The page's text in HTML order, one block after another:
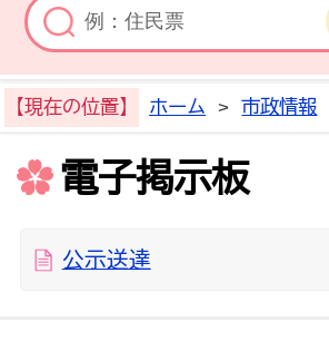
【現在の位置】 ホーム > 市政情報
電子掲示板
公示送達